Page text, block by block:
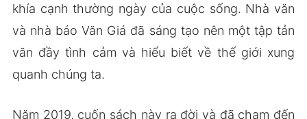
khía cạnh thường ngày của cuộc sống. Nhà văn
và nhà báo Văn Giá đã sáng tạo nên một tập tản
văn đầy tình cảm và hiểu biết về thế giới xung
quanh chúng ta.
Năm 2019, cuốn sách này ra đời và đã chạm đến